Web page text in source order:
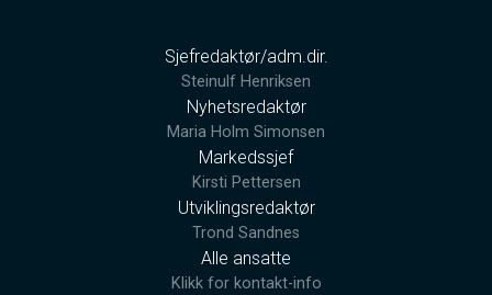
Sjefredaktør/adm.dir.
Steinulf Henriksen
Nyhetsredaktør
Maria Holm Simonsen
Markedssjef
Kirsti Pettersen
Utviklingsredaktør
Trond Sandnes
Alle ansatte
Klikk for kontakt-info